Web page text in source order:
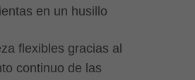
en un husillo
flexibles gracias al
continuo de las